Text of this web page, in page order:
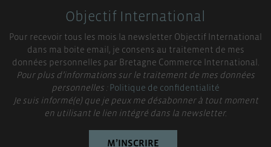
Objectif International
Pour recevoir tous les mois la newsletter Objectif International
dans ma boite email, je consens au traitement de mes
données personnelles par Bretagne Commerce International.
Pour plus d’informations sur le traitement de mes données
personnelles :Politique de confidentialité
Je suis informé(e) que je peux me désabonner à tout moment
en utilisant le lien intégré dans la newsletter.
M’INSCRIRE